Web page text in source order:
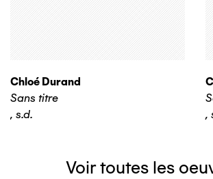
Chloé Durand
Sans titre
, s.d.
,
Voir toutes les